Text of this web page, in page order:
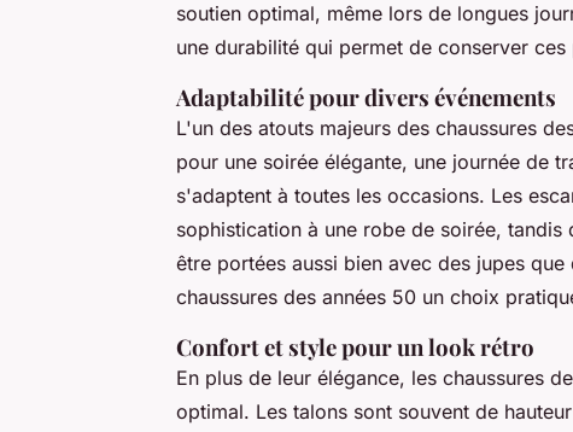
soutien optimal, même lors de longues
une durabilité qui permet de conserver
Adaptabilité pour divers événements
L'un des atouts majeurs des chaussures
pour une soirée élégante, une journée de
s'adaptent à toutes les occasions. Les
sophistication à une robe de soirée, tandis
être portées aussi bien avec des jupes
chaussures des années 50 un choix
Confort et style pour un look rétro
En plus de leur élégance, les chaussures
optimal. Les talons sont souvent de